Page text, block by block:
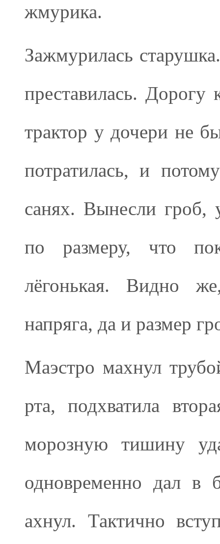
жмурика.
Зажмурилась
преставилась. Дорогу
трактор у дочери не
потратилась, и
санях. Вынесли гроб,
по размеру, что
лёгонькая. Видно
напряга, да и размер
Маэстро махнул
рта, подхватила
морозную тишину
одновременно дал в
ахнул. Тактично